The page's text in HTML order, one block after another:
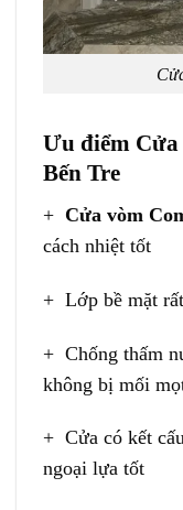
Ưu điểm
Bến Tre
+ Cửa vòm
cách nhiệt tốt
+ Lớp bề mặt
+ Chống thấm
không bị mối
+ Cửa có kết
ngoại lựa tốt